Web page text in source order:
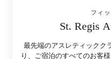
フィ
St. Regis
最先端のアスレティックク
り、ご宿泊のすべてのお客